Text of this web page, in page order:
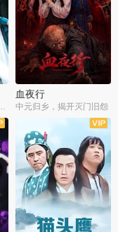
霞经典角色
血夜行
中元归乡，揭开灭门旧怨